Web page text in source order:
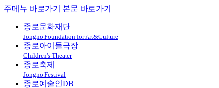
주메뉴 바로가기 본문 바로가기
종로문화재단
Jongno Foundation for Art&Culture
종로아이들극장
Children's Theater
종로축제
Jongno Festival
종로예술인DB